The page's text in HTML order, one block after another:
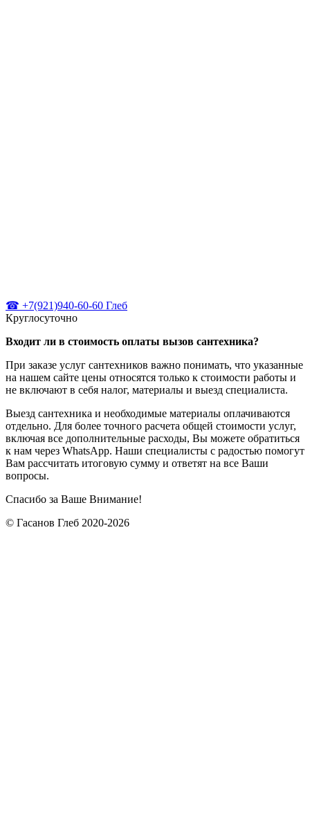
☎ +7(921)940-60-60 Глеб
Круглосуточно
Входит ли в стоимость оплаты вызов сантехника?
При заказе услуг сантехников важно понимать, что указанные
на нашем сайте цены относятся только к стоимости работы и
не включают в себя налог, материалы и выезд специалиста.
Выезд сантехника и необходимые материалы оплачиваются
отдельно. Для более точного расчета общей стоимости услуг,
включая все дополнительные расходы, Вы можете обратиться
к нам через WhatsApp. Наши специалисты с радостью помогут
Вам рассчитать итоговую сумму и ответят на все Ваши
вопросы.
Спасибо за Ваше Внимание!
© Гасанов Глеб 2020-2026